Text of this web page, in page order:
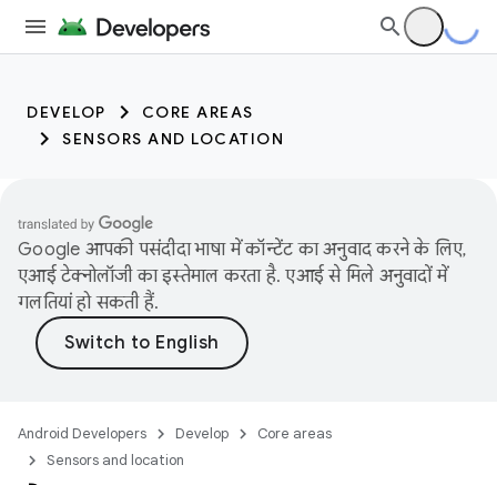
DEVELOP
CORE AREAS
SENSORS AND LOCATION
Google आपकी पसंदीदा भाषा में कॉन्टेंट का अनुवाद करने के लिए,
एआई टेक्नोलॉजी का इस्तेमाल करता है. एआई से मिले अनुवादों में
गलतियां हो सकती हैं.
Android Developers Develop
Core areas
Sensors and location